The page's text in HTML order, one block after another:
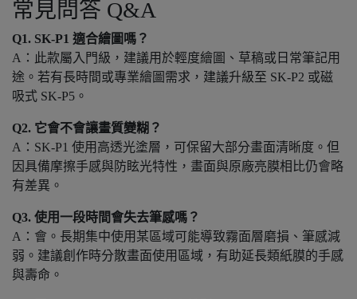
常見問答 Q&A
Q1. SK-P1 適合繪圖嗎？
A：此款屬入門級，建議用於輕度繪圖、草稿或日常筆記用
途。若有長時間或專業繪圖需求，建議升級至 SK-P2 或磁
吸式 SK-P5。
Q2. 它會不會讓畫質變糊？
A：SK-P1 使用高透光塗層，可保留大部分畫面清晰度。但
因具備摩擦手感與防眩光特性，畫面與原廠亮膜相比仍會略
有差異。
Q3. 使用一段時間會失去筆感嗎？
A：會。長期集中使用某區域可能導致霧面層磨損、筆感減
弱。建議創作時分散畫面使用區域，有助延長類紙膜的手感
與壽命。